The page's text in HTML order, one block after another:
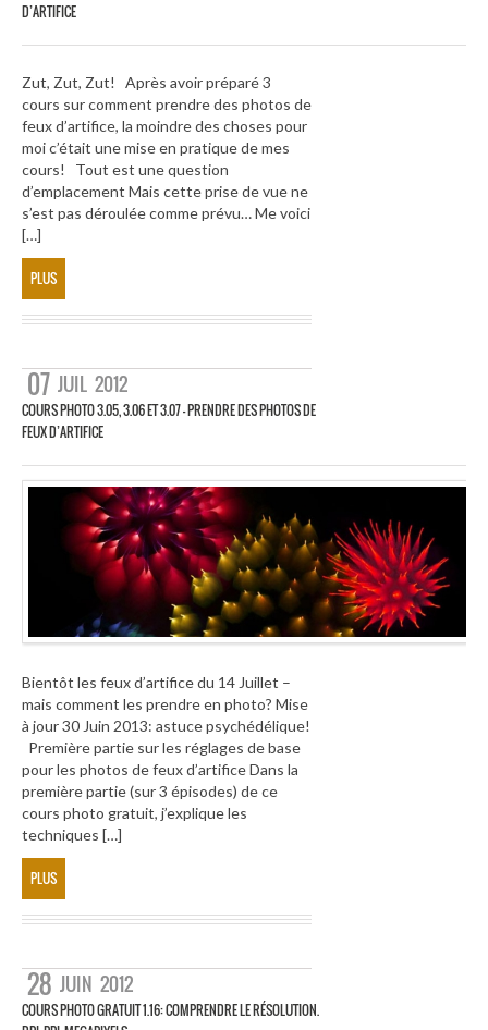
D’ARTIFICE
Zut, Zut, Zut! Après avoir préparé 3
cours sur comment prendre des photos de
feux d’artifice, la moindre des choses pour
moi c’était une mise en pratique de mes
cours! Tout est une question
d’emplacement Mais cette prise de vue ne
s’est pas déroulée comme prévu… Me voici
[…]
PLUS
07 JUIL 2012
COURS PHOTO 3.05, 3.06 ET 3.07 – PRENDRE DES PHOTOS DE
FEUX D’ARTIFICE
Bientôt les feux d’artifice du 14 Juillet –
mais comment les prendre en photo? Mise
à jour 30 Juin 2013: astuce psychédélique!
Première partie sur les réglages de base
pour les photos de feux d’artifice Dans la
première partie (sur 3 épisodes) de ce
cours photo gratuit, j’explique les
techniques […]
PLUS
28 JUIN 2012
COURS PHOTO GRATUIT 1.16: COMPRENDRE LE RÉSOLUTION.